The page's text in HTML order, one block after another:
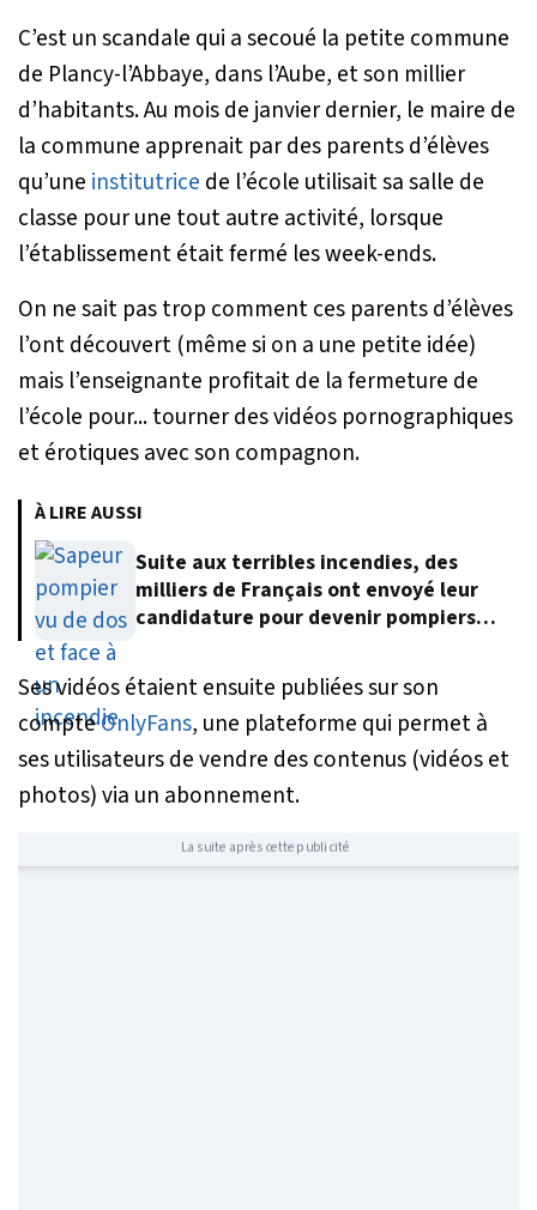
C’est un scandale qui a secoué la petite commune
de Plancy-l’Abbaye, dans l’Aube, et son millier
d’habitants. Au mois de janvier dernier, le maire de
la commune apprenait par des parents d’élèves
qu’une institutrice de l’école utilisait sa salle de
classe pour une tout autre activité, lorsque
l’établissement était fermé les week-ends.
On ne sait pas trop comment ces parents d’élèves
l’ont découvert (même si on a une petite idée)
mais l’enseignante profitait de la fermeture de
l’école pour... tourner des vidéos pornographiques
et érotiques avec son compagnon.
À LIRE AUSSI
Suite aux terribles incendies, des
milliers de Français ont envoyé leur
candidature pour devenir pompiers
Ses vidéos étaient ensuite publiées sur son
compteOnlyFans, une plateforme qui permet à
ses utilisateurs de vendre des contenus (vidéos et
photos) via un abonnement.
La suite après cette publicité